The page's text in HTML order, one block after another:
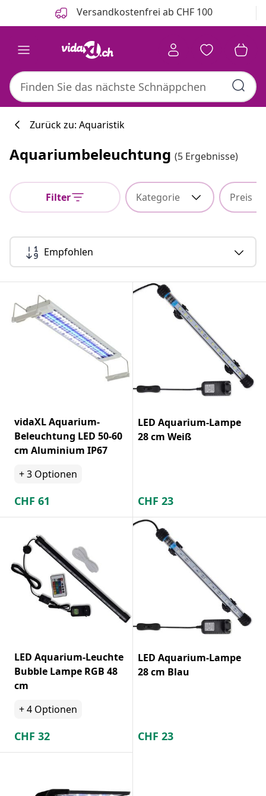
Versandkostenfrei ab CHF 100
Zurück zu: Aquaristik
Aquariumbeleuchtung (5 Ergebnisse)
Filter Kategorie Preis
Empfohlen
vidaXL Aquarium-
Beleuchtung LED 50-60
cm Aluminium IP67
+3 Optionen
CHF 61
LED Aquarium-Lampe
28 cm Weiß
CHF 23
LED Aquarium-Leuchte
Bubble Lampe RGB 48
cm
+4 Optionen
CHF 32
LED Aquarium-Lampe
28 cm Blau
CHF 23